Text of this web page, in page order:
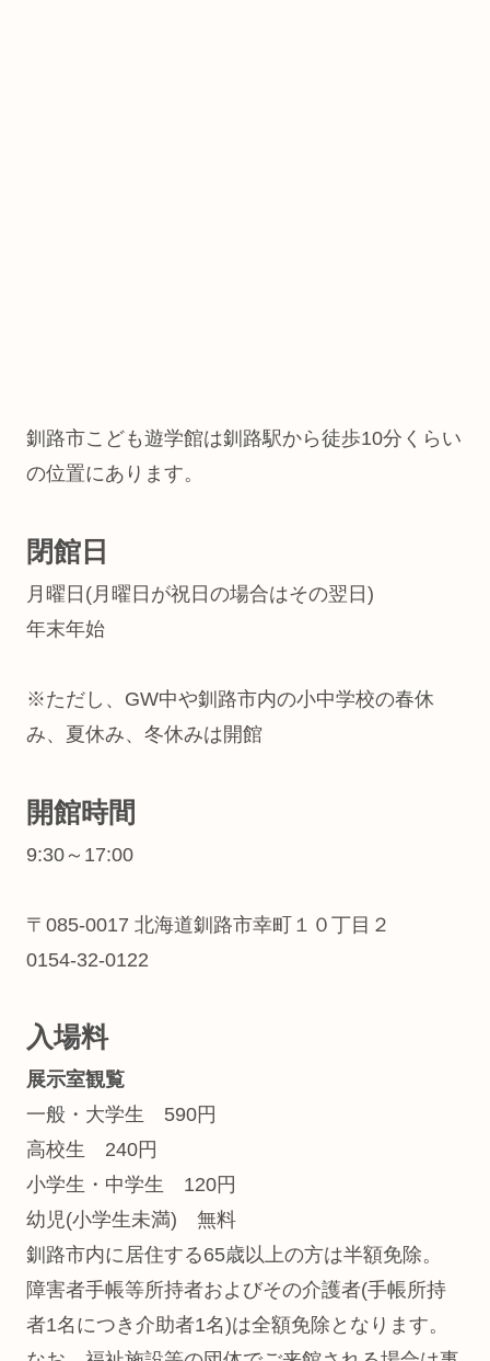
釧路市こども遊学館は釧路駅から徒歩10分くらい
の位置にあります。
閉館日
月曜日(月曜日が祝日の場合はその翌日)
年末年始
※ただし、GW中や釧路市内の小中学校の春休
み、夏休み、冬休みは開館
開館時間
9:30～17:00
〒085-0017 北海道釧路市幸町１０丁目２
0154-32-0122
入場料
展示室観覧
一般・大学生 590円
高校生 240円
小学生・中学生 120円
幼児(小学生未満) 無料
釧路市内に居住する65歳以上の方は半額免除。
障害者手帳等所持者およびその介護者(手帳所持
者1名につき介助者1名)は全額免除となります。